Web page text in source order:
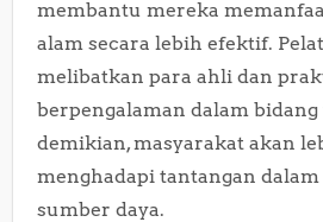
membantu mereka
alam secara lebih efektif.
melibatkan para ahli dan
berpengalaman dalam
demikian, masyarakat akan
menghadapi tantangan
sumber daya.